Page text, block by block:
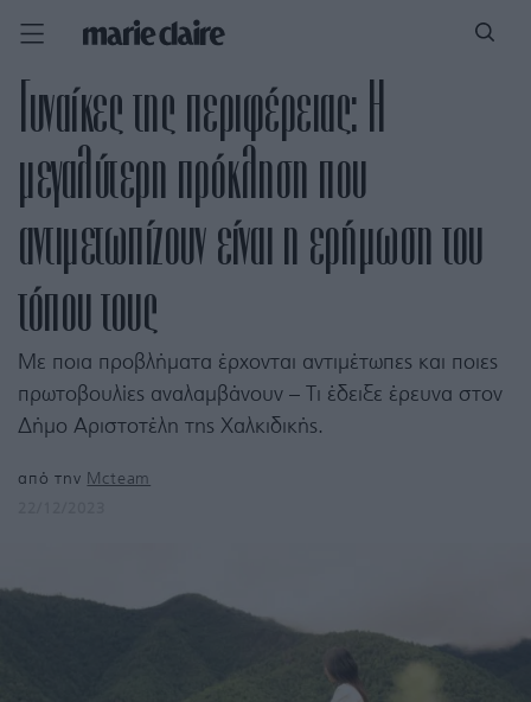
Γυναίκες της περιφέρειας: Η
μεγαλύτερη πρόκληση που
αντιμετωπίζουν είναι η ερήμωση του
τόπου τους
Με ποια προβλήματα έρχονται αντιμέτωπες και ποιες
πρωτοβουλίες αναλαμβάνουν – Τι έδειξε έρευνα στον
Δήμο Αριστοτέλη της Χαλκιδικής.
από την Mcteam